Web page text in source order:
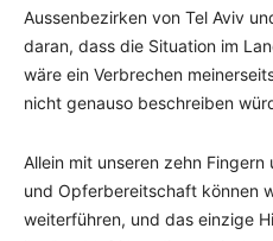
Aussenbezirken von Tel Aviv
daran, dass die Situation im
wäre ein Verbrechen
nicht genauso beschreiben
Allein mit unseren zehn
und Opferbereitschaft können
weiterführen, und das einzige